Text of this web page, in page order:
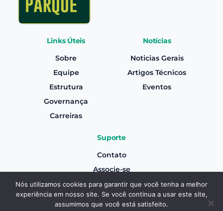
Links Úteis
Sobre
Equipe
Estrutura
Governança
Carreiras
Notícias
Noticias Gerais
Artigos Técnicos
Eventos
Suporte
Contato
Associe-se
Canal de Denúncias
Termos e Condições Gerais de Uso
Associe-se
Nós utilizamos cookies para garantir que você tenha a melhor
experiência em nosso site. Se você continua a usar este site,
assumimos que você está satisfeito.